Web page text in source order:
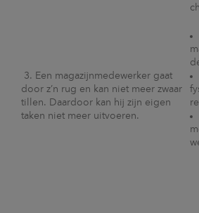
3. Een magazijnmedewerker gaat
door z’n rug en kan niet meer zwaar
tillen. Daardoor kan hij zijn eigen
taken niet meer uitvoeren.